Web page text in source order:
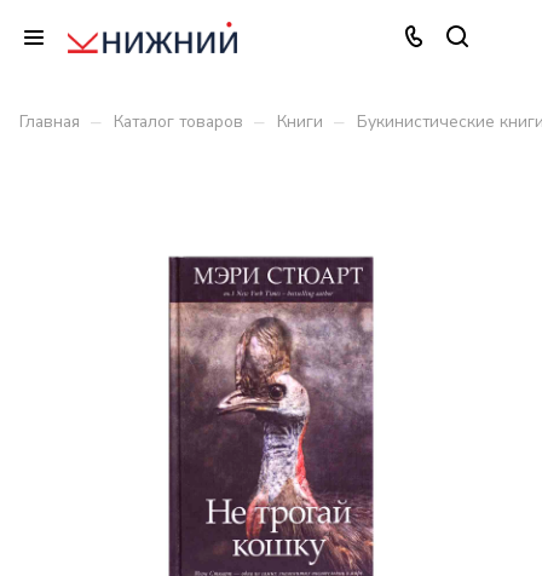
Главная – Каталог товаров – Книги – Букинистические